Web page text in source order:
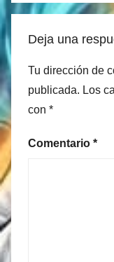
Deja una
Tu dirección de
publicada. Los
con *
Comentario *